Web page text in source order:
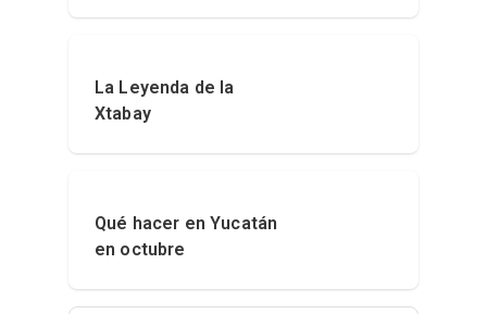
La Leyenda de la
Xtabay
Qué hacer en Yucatán
en octubre